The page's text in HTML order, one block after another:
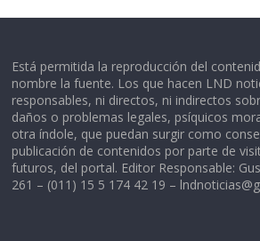
Está permitida la reproducción del
nombre la fuente. Los que hacen LND
responsables, ni directos, ni indirectos
daños o problemas legales, psíquicos
otra índole, que puedan surgir como
publicación de contenidos por parte de
futuros, del portal. Editor Responsable:
261 – (011) 15 5 174 42 19 –